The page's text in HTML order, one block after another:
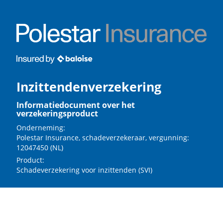
Inzittendenverzekering
Informatiedocument over het
verzekeringsproduct
Onderneming:
Polestar Insurance, schadeverzekeraar, vergunning:
12047450 (NL)
Product:
Schadeverzekering voor inzittenden (SVI)